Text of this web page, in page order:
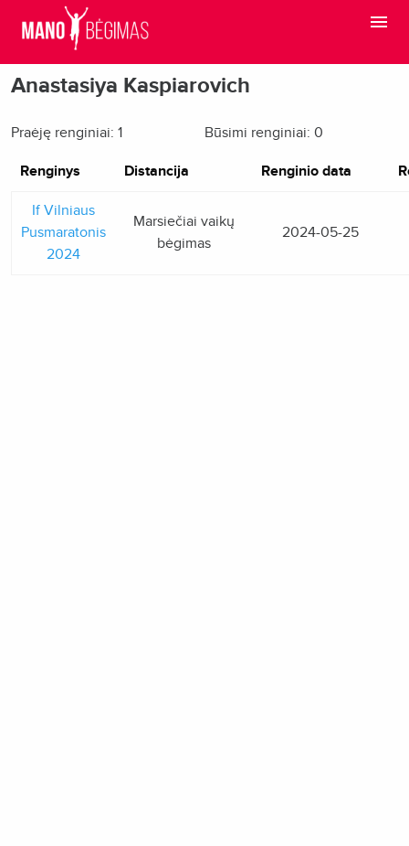
Anastasiya Kaspiarovich
Praėję renginiai: 1 Būsimi renginiai: 0
Renginys Distancija Renginio data
If Vilniaus
Pusmaratonis
2024
Marsiečiai vaikų
bėgimas
2024-05-25